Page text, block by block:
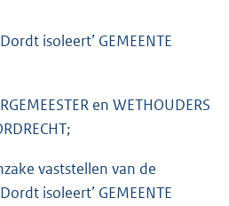
isoleert’ GEMEENTE
en WETHOUDERS
vaststellen van de
isoleert’ GEMEENTE